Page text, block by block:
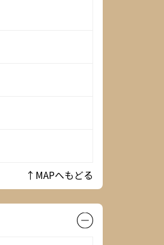
↑MAPへもどる